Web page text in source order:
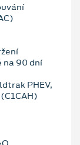
90 dní
PHEV,